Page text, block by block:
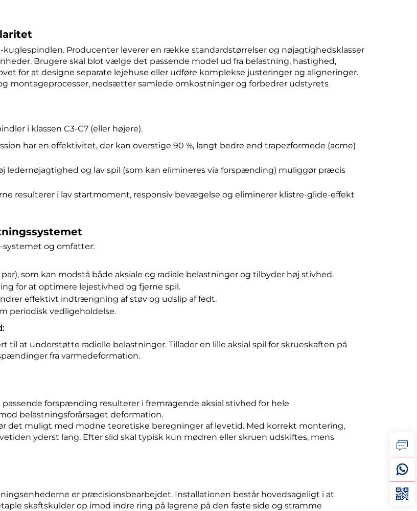
Producenter leverer en række standardstørrelser og nøjagtighedsklasser
Brugere skal blot vælge det passende model ud fra belastning, hastighed,
for at designe separate lejehuse eller udføre komplekse justeringer og aligneringer.
montageprocesser, nedsætter samlede omkostninger og forbedrer udstyrets
i klassen C3-C7 (eller højere).
har en effektivitet, der kan overstige 90 %, langt bedre end trapezformede (acme)
ledernøjagtighed og lav spil (som kan elimineres via forspænding) muliggør præcis
resulterer i lav startmoment, responsiv bevægelse og eliminerer klistre-glide-effekt
og omfatter:
som kan modstå både aksiale og radiale belastninger og tilbyder høj stivhed.
for at optimere lejestivhed og fjerne spil.
effektivt indtrængning af støv og udslip af fedt.
periodisk vedligeholdelse.
at understøtte radielle belastninger. Tillader en lille aksial spil for skrueskaften på
fra varmedeformation.
forspænding resulterer i fremragende aksial stivhed for hele
belastningsforårsaget deformation.
det muligt med modne teoretiske beregninger af levetid. Med korrekt montering,
yderst lang. Efter slid skal typisk kun mødren eller skruen udskiftes, mens
er præcisionsbearbejdet. Installationen består hovedsageligt i at
skaftskulder op imod indre ring på lagrene på den faste side og stramme